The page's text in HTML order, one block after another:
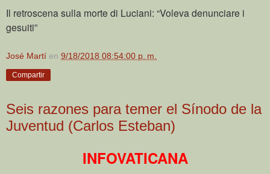
Il retroscena sulla morte di Luciani: “Voleva denunciare i
gesuiti”
José Martí en 9/18/2018 08:54:00 p. m.
Compartir
Seis razones para temer el Sínodo de la
Juventud (Carlos Esteban)
INFOVATICANA